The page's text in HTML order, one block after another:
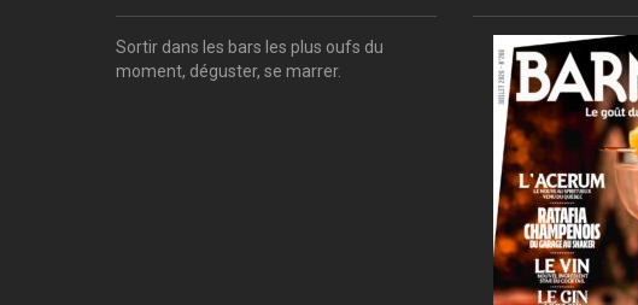
Sortir dans les bars les plus oufs du
moment, déguster, se marrer.